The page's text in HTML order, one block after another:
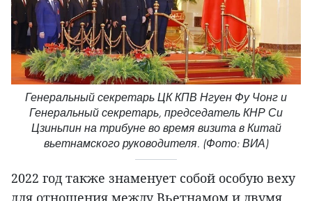
Генеральный секретарь ЦК КПВ Нгуен Фу Чонг и
Генеральный секретарь, председатель КНР Си
Цзиньпин на трибуне во время визита в Китай
вьетнамского руководителя. (Фото: ВИА)
2022 год также знаменует собой особую веху
для отношения между Вьетнамом и двумя